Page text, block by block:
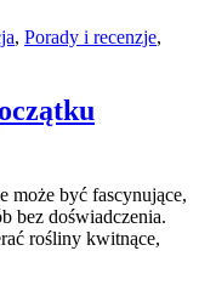
, Porady i recenzje,
może być fascynujące,
bez doświadczenia.
rośliny kwitnące,